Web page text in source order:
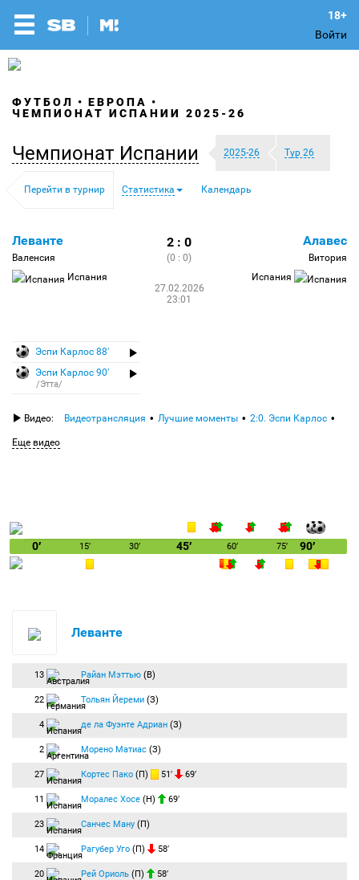
Войти
ФУТБОЛ
ЕВРОПА
ЧЕМПИОНАТ ИСПАНИИ 2025-26
Чемпионат Испании 2025-26 Тур 26
Перейти в турнир Статистика Календарь
Леванте
Валенсия
Испания
2 : 0
(0 : 0)
27.02.2026
23:01
Алавес
Витория
Испания
Эспи Карлос 88′
Эспи Карлос 90′
/Этта/
Видео: Видеотрансляция Лучшие моменты 2:0. Эспи Карлос
Еще видео
0′ 15′ 30′ 45′ 60′ 75′ 90′
Леванте
13 Райан Мэттью (В)
22 Тольян Йереми (З)
4 де ла Фуэнте Адриан (З)
2 Морено Матиас (З)
27 Кортес Пако (П) 51′ 69′
11 Моралес Хосе (Н) 69′
23 Санчес Ману (П)
14 Рагубер Уго (П) 58′
20 Рей Ориоль (П) 58′